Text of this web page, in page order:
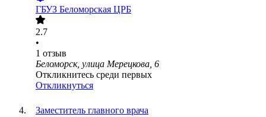
ГБУЗ Беломорская ЦРБ
2.7
•
1 отзыв
Беломорск, улица Мерецкова, 6
Откликнитесь среди первых
Откликнуться
Заместитель главного врача